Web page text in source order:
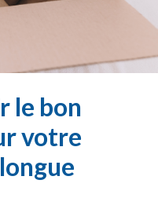
le bon
votre